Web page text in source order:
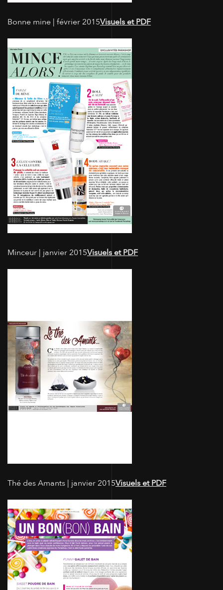
Bonne mine | février 2015Visuels et PDF
Minceur | janvier 2015Visuels et PDF
Thé des Amants | janvier 2015Visuels et PDF